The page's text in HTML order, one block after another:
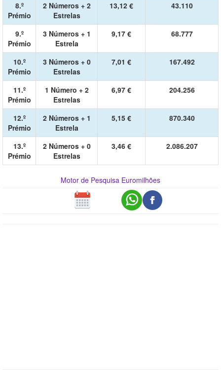
8.º
Prémio
2 Números + 2
Estrelas
13,12 € 43.110
9.º
Prémio
3 Números + 1
Estrela
9,17 € 68.777
10.º
Prémio
3 Números + 0
Estrelas
7,01 € 167.492
11.º
Prémio
1 Número + 2
Estrelas
6,97 € 204.256
12.º
Prémio
2 Números + 1
Estrela
5,15 € 870.340
13.º
Prémio
2 Números + 0
Estrelas
3,46 € 2.086.207
Motor de Pesquisa Euromilhões